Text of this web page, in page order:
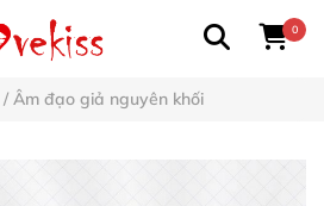
0
/ Âm đạo giả nguyên khối